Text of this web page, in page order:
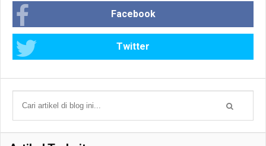
Facebook
Twitter